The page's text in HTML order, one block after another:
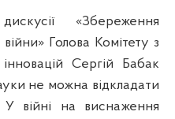
«Збереження
Голова Комітету з
Сергій Бабак
не можна відкладати
У війні на виснаження